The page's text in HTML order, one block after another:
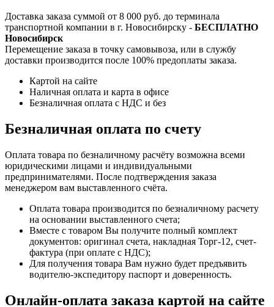
Доставка заказа суммой от 8 000 руб. до терминала
транспортной компании в г. Новосибирску - БЕСПЛАТНО
Новосибирск
Перемещение заказа в точку самовывоза, или в службу
доставки производится после 100% предоплаты заказа.
Картой на сайте
Наличная оплата и карта в офисе
Безналичная оплата с НДС и без
Безналичная оплата по счету
Оплата товара по безналичному расчёту возможна всеми
юридическими лицами и индивидуальными
предпринимателями. После подтверждения заказа
менеджером вам выставленного счёта.
Оплата товара производится по безналичному расчету
на основании выставленного счета;
Вместе с товаром Вы получите полный комплект
документов: оригинал счета, накладная Торг-12, счет-
фактура (при оплате с НДС);
Для получения товара Вам нужно будет предъявить
водителю-экспедитору паспорт и доверенность.
Онлайн-оплата заказа картой на сайте